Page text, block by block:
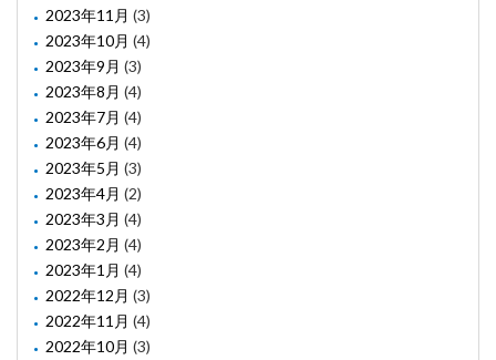
2023年11月 (3)
2023年10月 (4)
2023年9月 (3)
2023年8月 (4)
2023年7月 (4)
2023年6月 (4)
2023年5月 (3)
2023年4月 (2)
2023年3月 (4)
2023年2月 (4)
2023年1月 (4)
2022年12月 (3)
2022年11月 (4)
2022年10月 (3)